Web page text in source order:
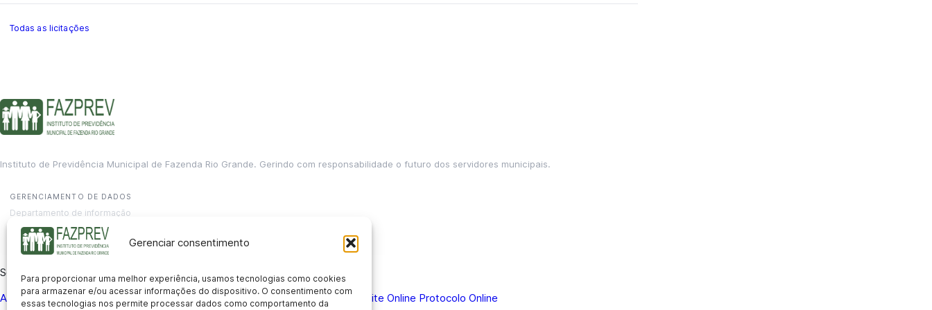
Gerenciar consentimento
Para proporcionar uma melhor experiência, usamos tecnologias como cookies
para armazenar e/ou acessar informações do dispositivo. O consentimento com
essas tecnologias nos permite processar dados como comportamento da
Todas as licitações
Instituto de Previdência Municipal de Fazenda Rio Grande. Gerindo com responsabilidade o futuro dos servidores municipais.
GERENCIAMENTO DE DADOS
Departamento de informação
contato@fazprev.pr.gov.br
(41) 3995-2146
Serviços
Aposentadoria Pensão por Morte Benefício por Invalidez Auxílio Doença Holerite Online Protocolo Online